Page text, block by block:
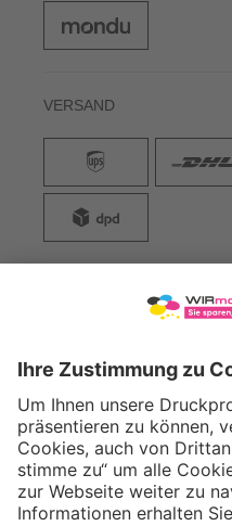
VERSAND
WIRmachenDRUCK
71522 Backnang
Tel.: +49 (0) 711 995 982 -
Fax: +49 (0) 711 995 982 -
SOCIAL MEDIA